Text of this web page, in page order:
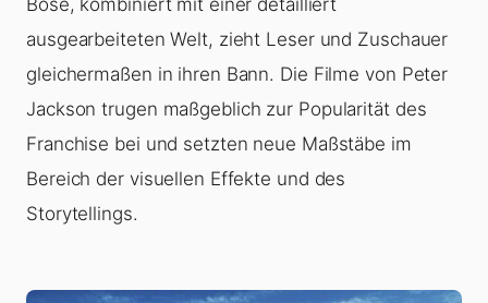
Böse, kombiniert mit einer detailliert
ausgearbeiteten Welt, zieht Leser und Zuschauer
gleichermaßen in ihren Bann. Die Filme von Peter
Jackson trugen maßgeblich zur Popularität des
Franchise bei und setzten neue Maßstäbe im
Bereich der visuellen Effekte und des
Storytellings.